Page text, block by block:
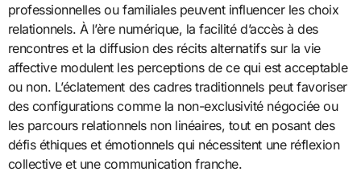
professionnelles ou familiales peuvent influencer les choix
relationnels. À l’ère numérique, la facilité d’accès à des
rencontres et la diffusion des récits alternatifs sur la vie
affective modulent les perceptions de ce qui est acceptable
ou non. L’éclatement des cadres traditionnels peut favoriser
des configurations comme la non-exclusivité négociée ou
les parcours relationnels non linéaires, tout en posant des
défis éthiques et émotionnels qui nécessitent une réflexion
collective et une communication franche.